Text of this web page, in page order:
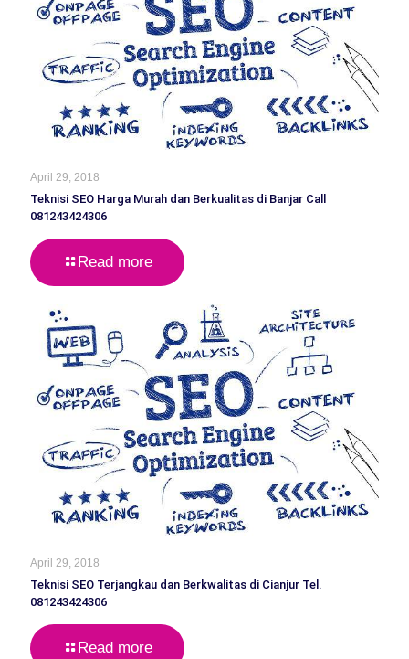
April 29, 2018
Teknisi SEO Harga Murah dan Berkualitas di Banjar Call
081243424306
Read more
April 29, 2018
Teknisi SEO Terjangkau dan Berkwalitas di Cianjur Tel.
081243424306
Read more